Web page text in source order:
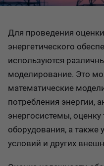
Для проведения
энергетического
используются
моделирование. Это
математические
потребления энергии,
энергосистемы, оценку
оборудования, а также
условий и других